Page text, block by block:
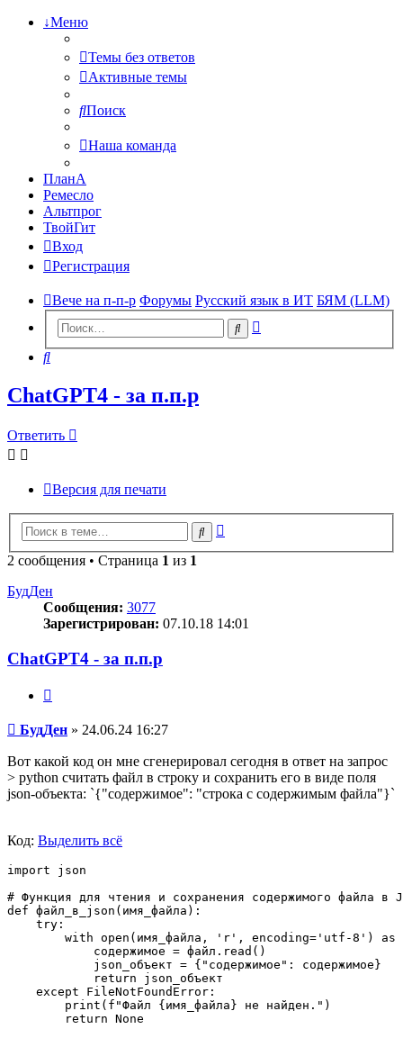
↓Меню
Темы без ответов
Активные темы
Поиск
Наша команда
ПланА
Ремесло
Альтпрог
ТвойГит
Вход
Регистрация
Вече на п-п-р Форумы Русский язык в ИТ БЯМ (LLM)
Поиск
Поиск
ChatGPT4 - за п.п.р
Ответить
Версия для печати
Поиск
2 сообщения • Страница 1 из 1
БудДен
Сообщения: 3077
Зарегистрирован: 07.10.18 14:01
ChatGPT4 - за п.п.р
Сообщение
БудДен » 24.06.24 16:27
Вот какой код он мне сгенерировал сегодня в ответ на запрос
> python считать файл в строку и сохранить его в виде поля
json-объекта: `{"содержимое": "строка с содержимым файла"}`
Код: Выделить всё
import json
# Функция для чтения и сохранения содержимого файла в
def файл_в_json(имя_файла):
    try:
with open(имя_файла, 'r', encoding='utf-8') as
            содержимое = файл.read()
            json_объект = {"содержимое": содержимое}
            return json_объект
    except FileNotFoundError:
        print(f"Файл {имя_файла} не найден.")
        return None